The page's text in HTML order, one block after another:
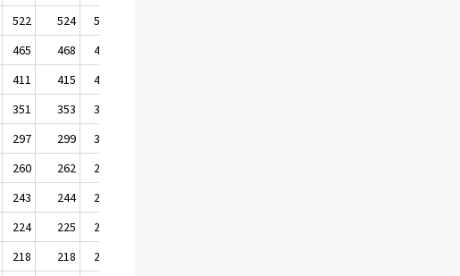
522 524 525
465 468 469
411 415 418
351 353 354
297 299 303
260 262 262
243 244 245
224 225 225
218 218 218